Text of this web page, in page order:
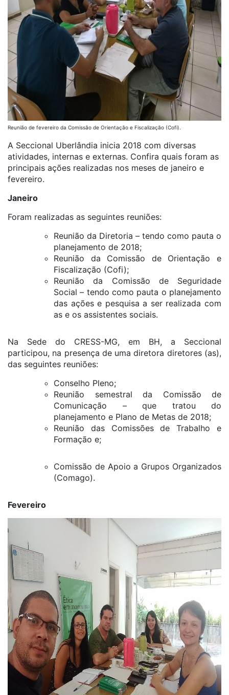
Reunião de fevereiro da Comissão de Orientação e Fiscalização (Cofi).
A Seccional Uberlândia inicia 2018 com diversas
atividades, internas e externas. Confira quais foram as
principais ações realizadas nos meses de janeiro e
fevereiro.
Janeiro
Foram realizadas as seguintes reuniões:
Reunião da Diretoria – tendo como pauta o
planejamento de 2018;
Reunião da Comissão de Orientação e
Fiscalização (Cofi);
Reunião da Comissão de Seguridade
Social – tendo como pauta o planejamento
das ações e pesquisa a ser realizada com
as e os assistentes sociais.
Na Sede do CRESS-MG, em BH, a Seccional
participou, na presença de uma diretora diretores (as),
das seguintes reuniões:
Conselho Pleno;
Reunião semestral da Comissão de
Comunicação – que tratou do
planejamento e Plano de Metas de 2018;
Reunião das Comissões de Trabalho e
Formação e;
Comissão de Apoio a Grupos Organizados
(Comago).
Fevereiro